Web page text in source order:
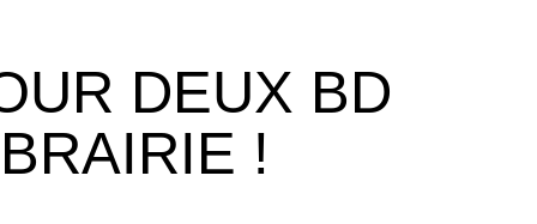
DEUX BD
!